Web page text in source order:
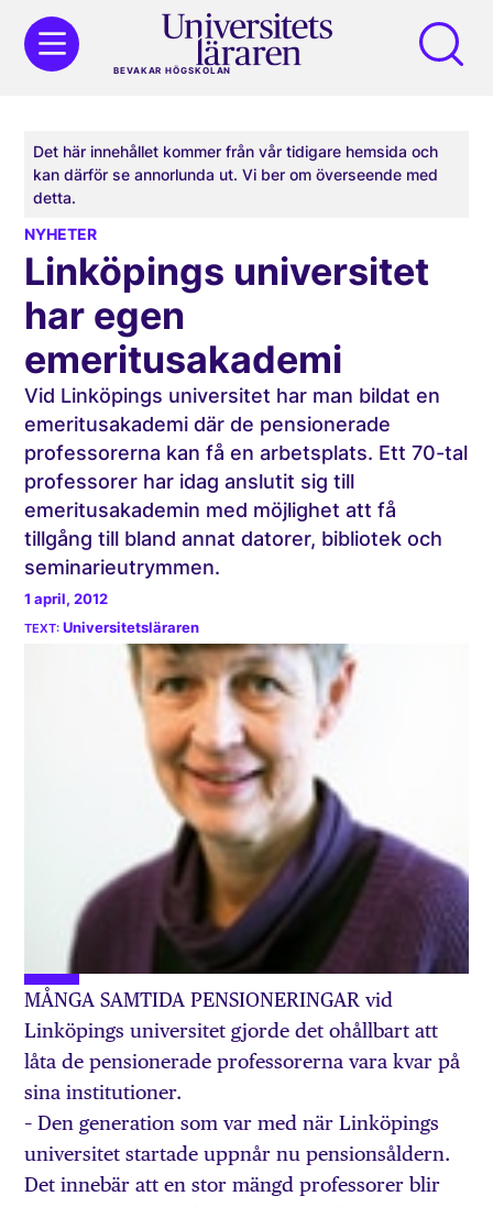
BEVAKAR HÖGSKOLAN
Det här innehållet kommer från vår tidigare hemsida och
kan därför se annorlunda ut. Vi ber om överseende med
detta.
NYHETER
Linköpings universitet
har egen
emeritusakademi
Vid Linköpings universitet har man bildat en
emeritusakademi där de pensionerade
professorerna kan få en arbetsplats. Ett 70-tal
professorer har idag anslutit sig till
emeritusakademin med möjlighet att få
tillgång till bland annat datorer, bibliotek och
seminarieutrymmen.
1 april, 2012
Universitetsläraren
MÅNGA SAMTIDA PENSIONERINGAR vid
Linköpings universitet gjorde det ohållbart att
låta de pensionerade professorerna vara kvar på
sina institutioner.
– Den generation som var med när Linköpings
universitet startade uppnår nu pensionsåldern.
Det innebär att en stor mängd professorer blir